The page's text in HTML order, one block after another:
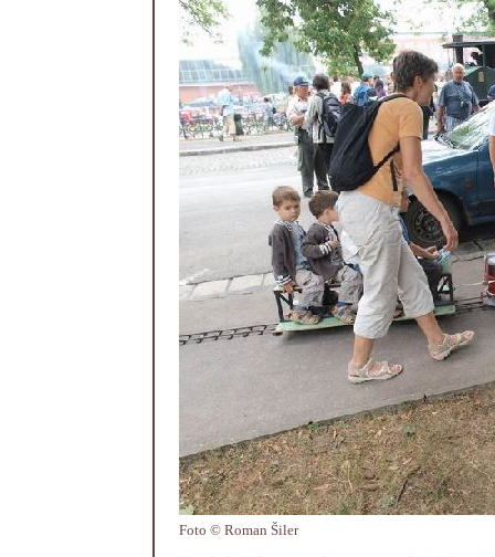
Foto © Roman Šiler